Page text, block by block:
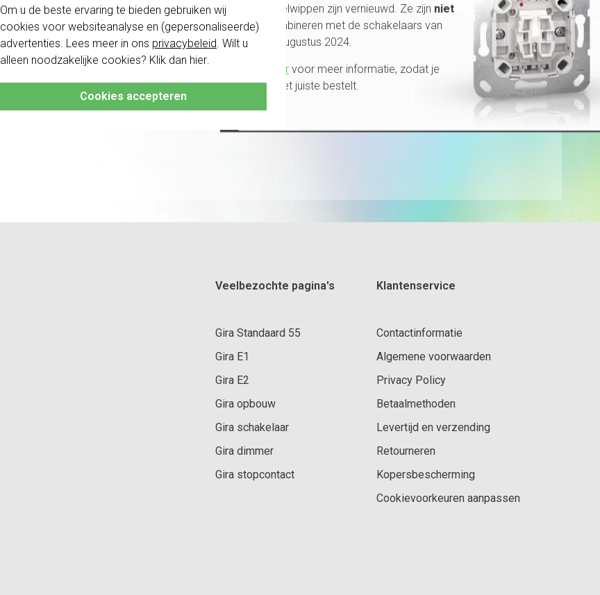
Om u de beste ervaring te bieden gebruiken wij
cookies voor websiteanalyse en (gepersonaliseerde)
advertenties. Lees meer in ons privacybeleid . Wilt u
alleen noodzakelijke cookies? Klik dan hier
Cookies accepteren
Veelbezochte pagina's
Gira Standaard 55
Gira E1
Gira E2
Gira opbouw
Gira schakelaar
Gira dimmer
Gira stopcontact
Klantenservice
Contactinformatie
Algemene voorwaarden
Privacy Policy
Betaalmethoden
Levertijd en verzending
Retourneren
Kopersbescherming
Cookievoorkeuren aanpassen
schakelwippen zijn vernieuwd. Ze zijn niet
te combineren met de schakelaars van
vóór augustus 2024.
Klik hier voor meer informatie, zodat je
altijd het juiste bestelt.